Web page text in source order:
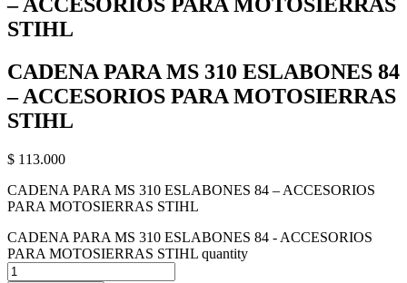
– ACCESORIOS PARA MOTOSIERRAS
STIHL
CADENA PARA MS 310 ESLABONES 84
– ACCESORIOS PARA MOTOSIERRAS
STIHL
$ 113.000
CADENA PARA MS 310 ESLABONES 84 – ACCESORIOS
PARA MOTOSIERRAS STIHL
CADENA PARA MS 310 ESLABONES 84 - ACCESORIOS
PARA MOTOSIERRAS STIHL quantity